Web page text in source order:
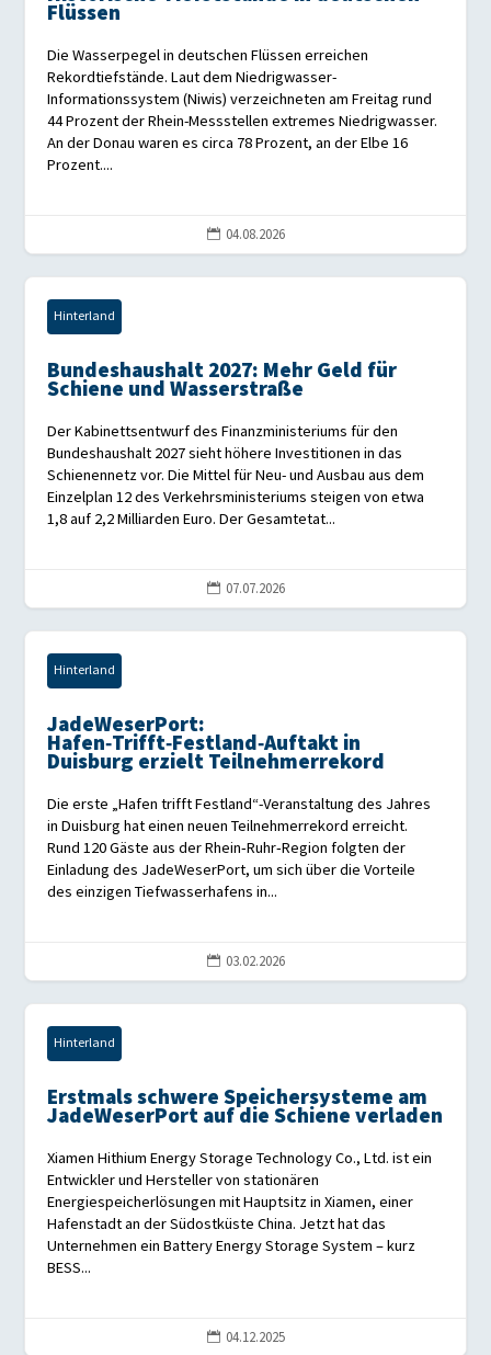
Flüssen
Die Wasserpegel in deutschen Flüssen erreichen
Rekordtiefstände. Laut dem Niedrigwasser-
Informationssystem (Niwis) verzeichneten am Freitag rund
44 Prozent der Rhein-Messstellen extremes Niedrigwasser.
An der Donau waren es circa 78 Prozent, an der Elbe 16
Prozent....
 04.08.2026
Hinterland
Bundeshaushalt 2027: Mehr Geld für
Schiene und Wasserstraße
Der Kabinettsentwurf des Finanzministeriums für den
Bundeshaushalt 2027 sieht höhere Investitionen in das
Schienennetz vor. Die Mittel für Neu- und Ausbau aus dem
Einzelplan 12 des Verkehrsministeriums steigen von etwa
1,8 auf 2,2 Milliarden Euro. Der Gesamtetat...
 07.07.2026
Hinterland
JadeWeserPort:
Hafen‑Trifft‑Festland‑Auftakt in
Duisburg erzielt Teilnehmerrekord
Die erste „Hafen trifft Festland“-Veranstaltung des Jahres
in Duisburg hat einen neuen Teilnehmerrekord erreicht.
Rund 120 Gäste aus der Rhein‑Ruhr‑Region folgten der
Einladung des JadeWeserPort, um sich über die Vorteile
des einzigen Tiefwasserhafens in...
 03.02.2026
Hinterland
Erstmals schwere Speichersysteme am
JadeWeserPort auf die Schiene verladen
Xiamen Hithium Energy Storage Technology Co., Ltd. ist ein
Entwickler und Hersteller von stationären
Energiespeicherlösungen mit Hauptsitz in Xiamen, einer
Hafenstadt an der Südostküste China. Jetzt hat das
Unternehmen ein Battery Energy Storage System – kurz
BESS...
 04.12.2025